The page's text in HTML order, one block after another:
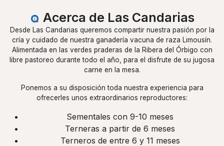
Acerca de Las Candarias
Desde Las Candarias queremos compartir nuestra pasión por la
cría y cuidado de nuestra ganadería vacuna de raza Limousín.
Alimentada en las verdes praderas de la Ribera del Órbigo con
libre pastoreo durante todo el año, para el disfrute de su jugosa
carne en la mesa.
Ponemos a su disposición toda nuestra experiencia para
ofrecerles unos extraordinarios reproductores:
Sementales con 9-10 meses
Terneras a partir de 6 meses
Terneros de entre 6 y 11 meses